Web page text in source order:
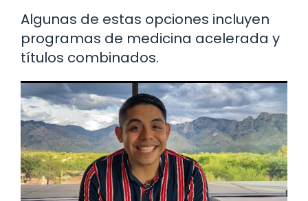
Algunas de estas opciones incluyen
programas de medicina acelerada y
títulos combinados.